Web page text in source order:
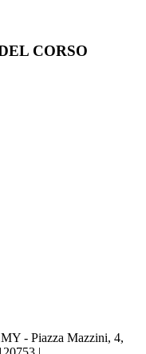
CORSO
- Piazza Mazzini, 4,